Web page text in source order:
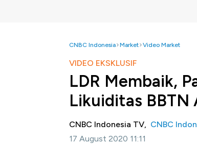
CNBC Indonesia Market Video Market
VIDEO EKSKLUSIF
LDR Membaik,
Likuiditas BBTN
CNBC Indonesia TV, CNBC
17 August 2020 11:11